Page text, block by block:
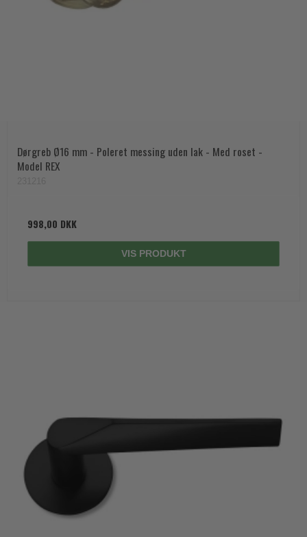
Dørgreb Ø16 mm - Poleret messing uden lak - Med roset -
Model REX
998,00 DKK
VIS PRODUKT